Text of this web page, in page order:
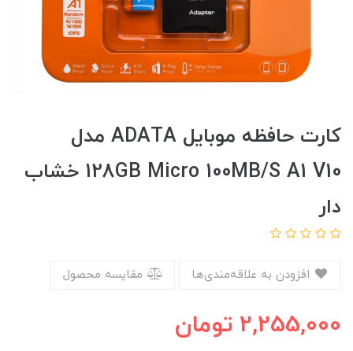
کارت حافظه موبایل ADATA مدل
128GB Micro 100MB/S A1 V10 خشاب
دار
مقایسه محصول
2,255,000 تومان